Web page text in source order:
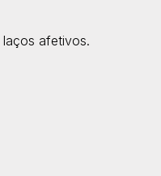
afetivos.